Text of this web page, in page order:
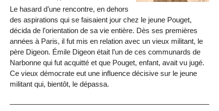
Le hasard d’une rencontre, en dehors
des aspirations qui se faisaient jour chez le jeune Pouget,
décida de l’orientation de sa vie entière. Dès ses premières
années à Paris, il fut mis en relation avec un vieux militant, le
père Digeon. Émile Digeon était l’un de ces communards de
Narbonne qui fut acquitté et que Pouget, enfant, avait vu jugé.
Ce vieux démocrate eut une influence décisive sur le jeune
militant qui, bientôt, le dépassa.